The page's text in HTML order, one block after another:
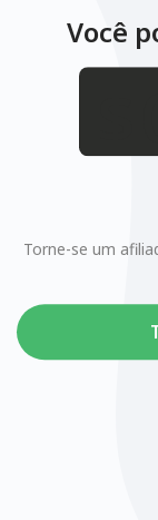
Você
Torne-se um